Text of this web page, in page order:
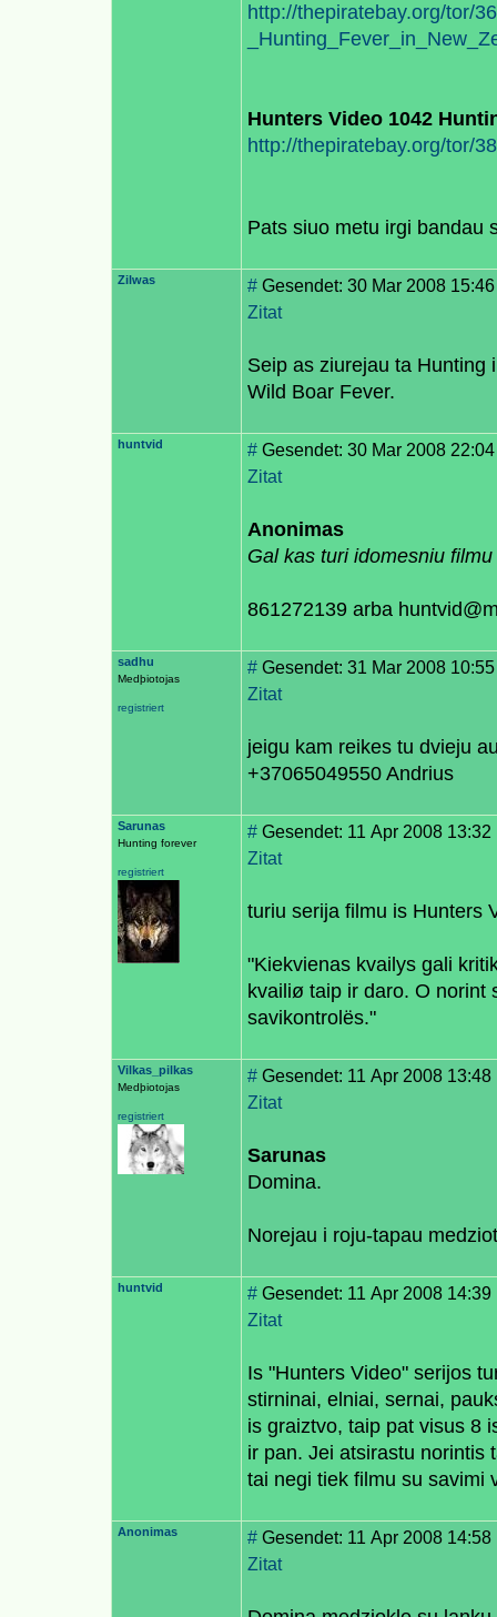
http://thepiratebay.org/tor/
Hunters Video 1042
http://thepiratebay.org/tor/
Pats siuo metu irgi bandau
Zilwas # Gesendet: 30 Mar 2008 15:46
Zitat
Seip as ziurejau ta Hunting
Wild Boar Fever.
huntvid # Gesendet: 30 Mar 2008 22:04
Zitat
Anonimas
Gal kas turi idomesniu
861272139 arba
sadhu
Medþiotojas
registriert
# Gesendet: 31 Mar 2008 10:55
Zitat
jeigu kam reikes tu dvieju
+37065049550 Andrius
Sarunas
Hunting forever
registriert
# Gesendet: 11 Apr 2008 13:32
Zitat
turiu serija filmu is Hunters
"Kiekvienas kvailys gali
kvailiø taip ir daro. O norint
savikontrolës."
Vilkas_pilkas
Medþiotojas
registriert
# Gesendet: 11 Apr 2008 13:48
Zitat
Sarunas
Domina.
Norejau i roju-tapau
huntvid # Gesendet: 11 Apr 2008 14:39
Zitat
Is "Hunters Video" serijos
stirninai, elniai, sernai,
is graiztvo, taip pat visus 8
ir pan. Jei atsirastu norintis
tai negi tiek filmu su savimi
Anonimas # Gesendet: 11 Apr 2008 14:58
Zitat